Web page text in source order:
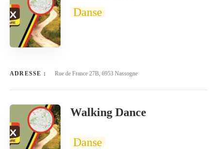
Danse
ADRESSE : Rue de France 27B, 6953 Nassogne
Walking Dance
Danse